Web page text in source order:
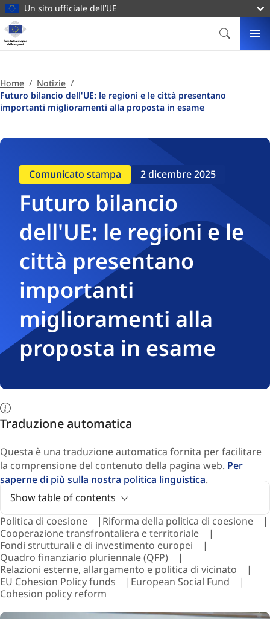
principaleUn sito ufficiale dell’UE
Homepage
Comitato
europeo
regioni
CERCA
Home
Notizie
Futuro bilancio dell'UE: le regioni e le città presentano
importanti miglioramenti alla proposta in esame
Comunicato stampa 2 dicembre 2025
Futuro bilancio
dell'UE: le regioni e le
città presentano
importanti
miglioramenti alla
proposta in esame
Traduzione automatica
Questa è una traduzione automatica fornita per facilitare
la comprensione del contenuto della pagina web. Per
saperne di più sulla nostra politica linguistica.
Show table of contents
Politica di coesione
Riforma della politica di coesione
Cooperazione transfrontaliera e territoriale
Fondi strutturali e di investimento europei
Quadro finanziario pluriennale (QFP)
Relazioni esterne, allargamento e politica di vicinato
EU Cohesion Policy funds
European Social Fund
Cohesion policy reform